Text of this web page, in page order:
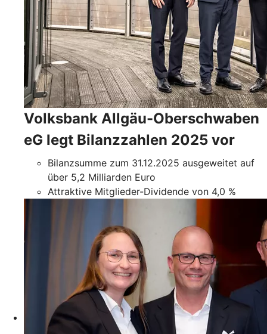
Volksbank Allgäu-Oberschwaben
eG legt Bilanzzahlen 2025 vor
Bilanzsumme zum 31.12.2025 ausgeweitet auf
über 5,2 Milliarden Euro
Attraktive Mitglieder-Dividende von 4,0 %